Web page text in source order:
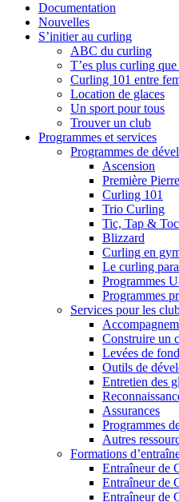
Documentation
Nouvelles
S’initier au curling
ABC du curling
T’es plus curling que
Curling 101 entre
Location de glaces
Un sport pour tous
Trouver un club
Programmes et services
Programmes de
Ascension
Première Pierre
Curling 101
Trio Curling
Tic, Tap & Toc
Blizzard
Curling en
Le curling
Programmes
Programmes
Services pour les
Construire un
Levées de
Outils de
Entretien des
Assurances
Programmes
Autres
Formations
Entraîneur de
Entraîneur de
Entraîneur de